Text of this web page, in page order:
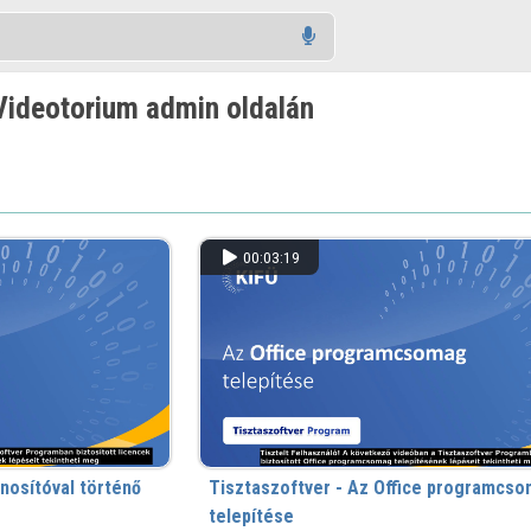
admin oldalán
történő
00:03:19
Tisztaszoftver - Az Office
telepítése